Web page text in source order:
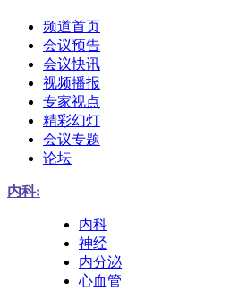
频道首页
会议预告
会议快讯
视频播报
专家视点
精彩幻灯
会议专题
论坛
内科:
内科
神经
内分泌
心血管